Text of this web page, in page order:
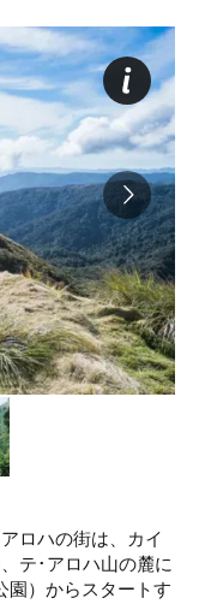
ロハの街は、カイ
テ･アロハ山の麓に
園）からスタートす